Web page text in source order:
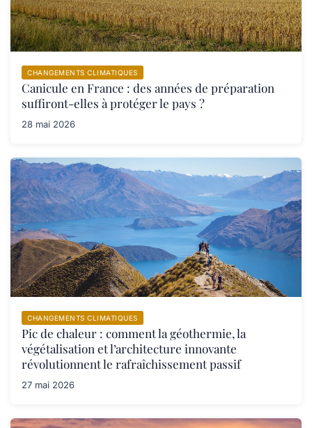
CHANGEMENTS CLIMATIQUES
Canicule en France : des années de préparation
suffiront-elles à protéger le pays ?
28 mai 2026
CHANGEMENTS CLIMATIQUES
Pic de chaleur : comment la géothermie, la
végétalisation et l’architecture innovante
révolutionnent le rafraîchissement passif
27 mai 2026